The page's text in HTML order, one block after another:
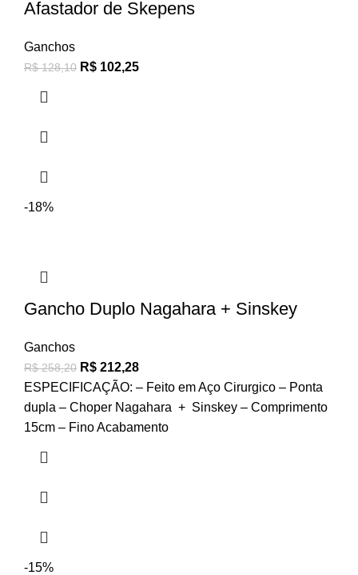
Afastador de Skepens
Ganchos
R$128,10 R$ 102,25
-18%
Gancho Duplo Nagahara + Sinskey
Ganchos
R$258,20 R$ 212,28
ESPECIFICAÇÃO: – Feito em Aço Cirurgico – Ponta
dupla – Choper Nagahara + Sinskey – Comprimento
15cm – Fino Acabamento
-15%